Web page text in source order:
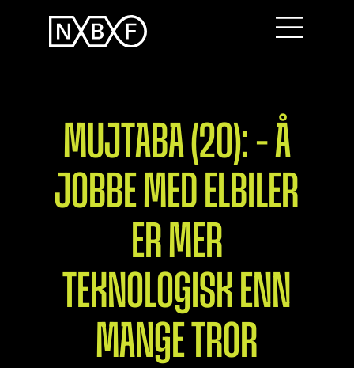
MUJTABA (20): – Å
JOBBE MED ELBILER
ER MER
TEKNOLOGISK ENN
MANGE TROR